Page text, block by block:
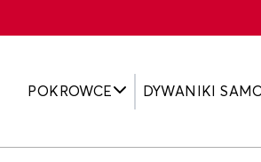
POKROWCE DYWANIKI